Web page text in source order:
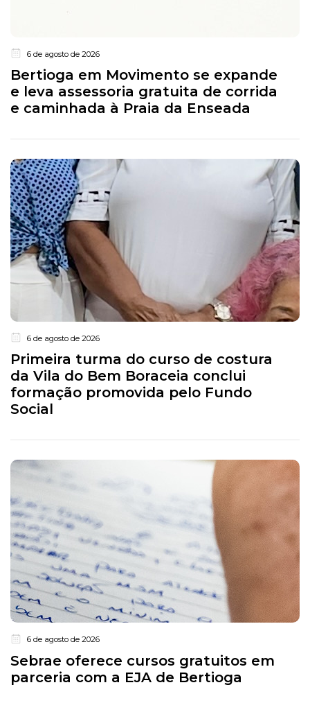
6 de agosto de 2026
Bertioga em Movimento se expande
e leva assessoria gratuita de corrida
e caminhada à Praia da Enseada
6 de agosto de 2026
Primeira turma do curso de costura
da Vila do Bem Boraceia conclui
formação promovida pelo Fundo
Social
6 de agosto de 2026
Sebrae oferece cursos gratuitos em
parceria com a EJA de Bertioga